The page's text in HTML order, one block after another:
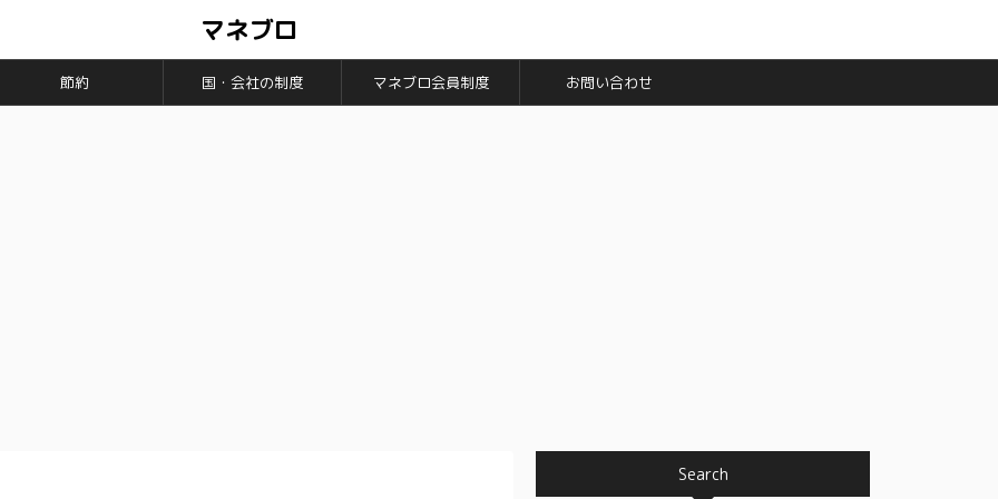
マネブロ
節約 国・会社の制度 マネブロ会員制度 お問い合わせ
Search